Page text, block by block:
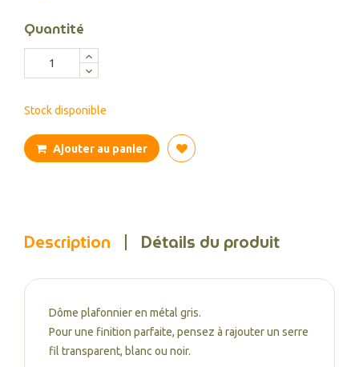
Quantité
Stock disponible
Ajouter au panier
Description Détails du produit
Dôme plafonnier en métal gris.
Pour une finition parfaite, pensez à rajouter un serre
fil transparent, blanc ou noir.